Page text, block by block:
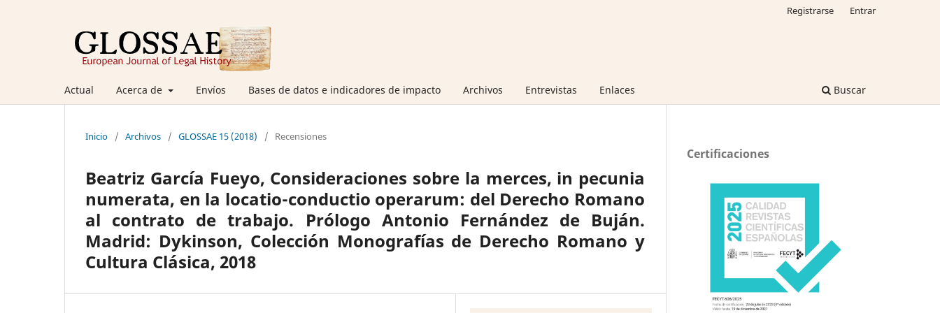
Actual Acerca de Envíos Bases de datos e indicadores de impacto Archivos Entrevistas Enlaces Buscar
Registrarse Entrar
Inicio / Archivos / GLOSSAE 15 (2018) / Recensiones
Beatriz García Fueyo, Consideraciones sobre la merces, in pecunia
numerata, en la locatio-conductio operarum: del Derecho Romano
al contrato de trabajo. Prólogo Antonio Fernández de Buján.
Madrid: Dykinson, Colección Monografías de Derecho Romano y
Cultura Clásica, 2018
Certificaciones